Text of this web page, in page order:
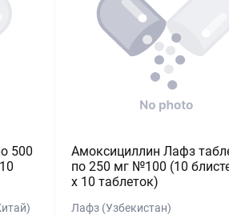
500
Амоксициллин Лафз
по 250 мг №100 (10
х 10 таблеток)
Лафз (Узбекистан)